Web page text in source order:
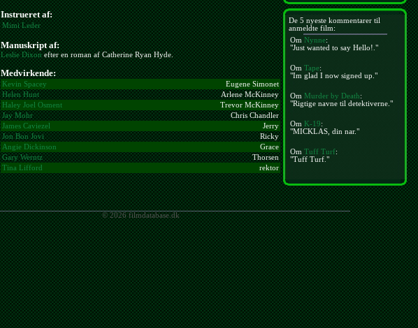
Instrueret af:
Mimi Leder
Manuskript af:
Leslie Dixonefter en roman af Catherine Ryan Hyde.
Medvirkende:
Kevin Spacey
Eugene Simonet
Helen Hunt
Arlene McKinney
Haley Joel Osment
Trevor McKinney
Jay Mohr
Chris Chandler
James Caviezel
Jerry
Jon Bon Jovi
Ricky
Angie Dickinson
Grace
Gary Werntz
Thorsen
Tina Lifford
rektor
De 5 nyeste kommentarer til
anmeldte film:
OmNynne:
"Just wanted to say Hello!."
OmTape:
"Im glad I now signed up."
OmMurder by Death:
"Rigtige navne til detektiverne."
OmK-19:
"MICKLAS, din nar."
OmTuff Turf:
"Tuff Turf."
© 2026 filmdatabase.dk